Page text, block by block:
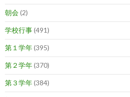
朝会(2)
学校行事(491)
第１学年(395)
第２学年(370)
第３学年(384)